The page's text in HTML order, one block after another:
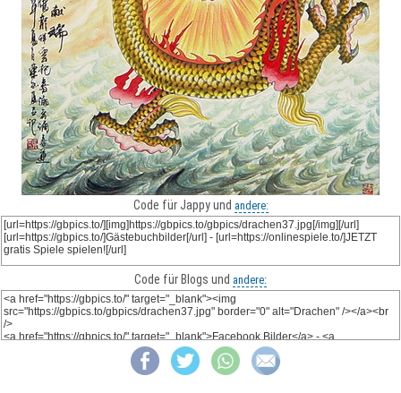
Code für Jappy und andere:
Code für Blogs und andere: